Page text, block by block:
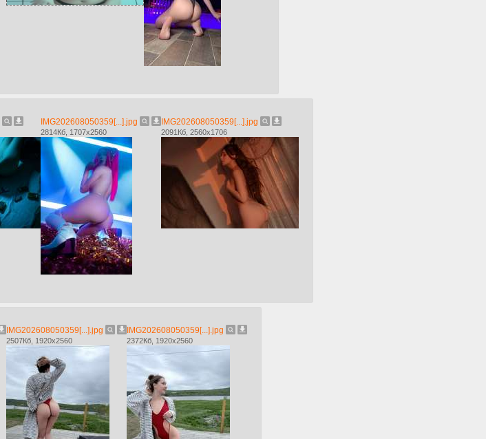
IMG202608050359[...].jpg
2814Кб, 1707x2560
IMG202608050359[...].jpg
2091Кб, 2560x1706
IMG202608050359[...].jpg
2507Кб, 1920x2560
IMG202608050359[...].jpg
2372Кб, 1920x2560